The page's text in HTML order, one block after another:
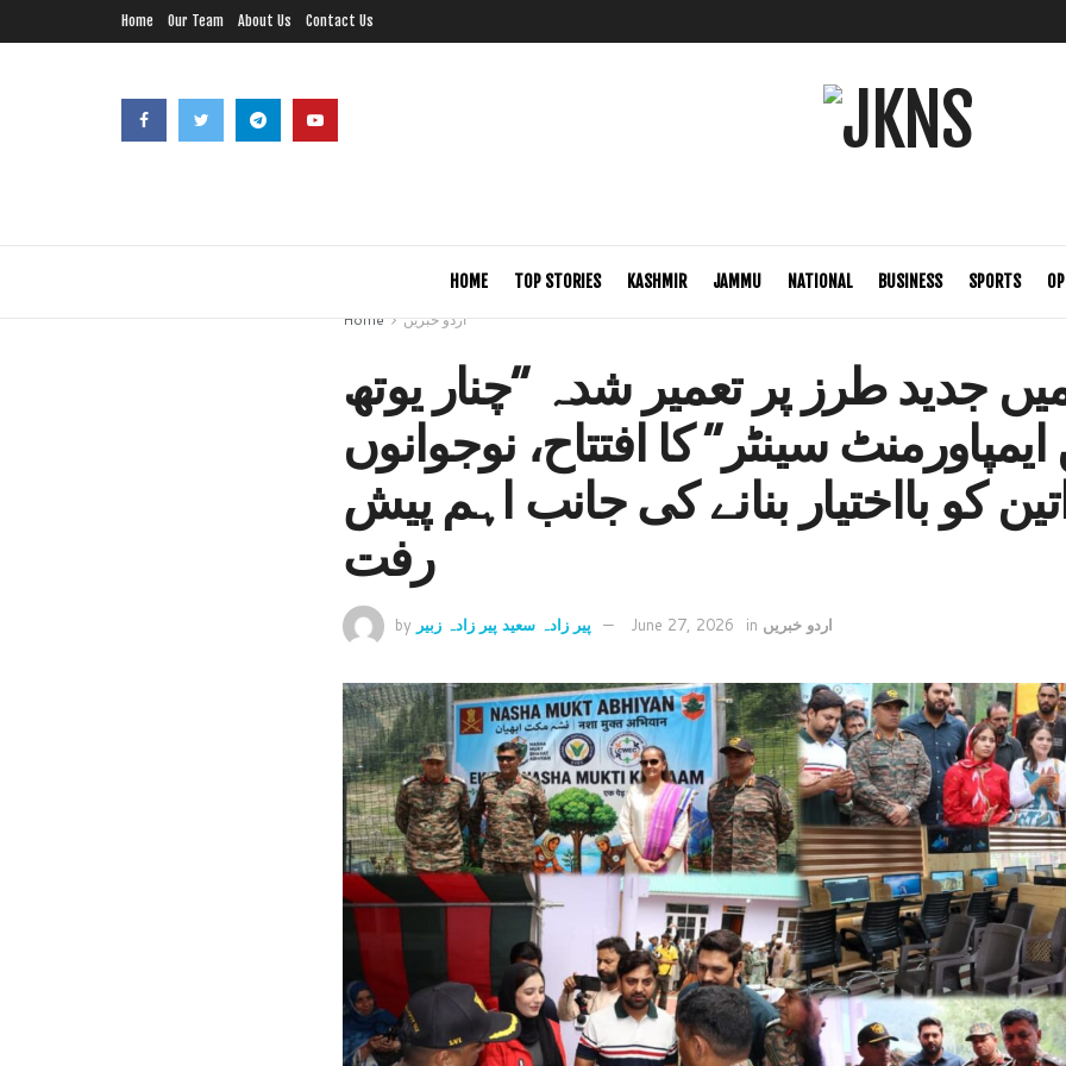
Home Our Team About Us Contact Us
HOME TOP STORIES KASHMIR JAMMU NATIONAL BUSINESS SPORTS
Home
اردو خبریں
جدید طرز پر تعمیر شدہ “چنار یوتھ
ایمپاورمنٹ سینٹر” کا افتتاح، نوجوانوں
کو بااختیار بنانے کی جانب اہم پیش
رفت
by پیر زادہ سعید پیر زادہ زبیر June 27, 2026 in اردو خبریں